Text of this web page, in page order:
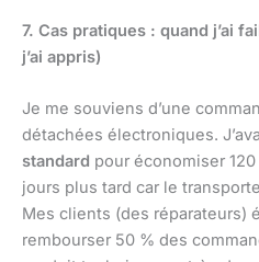
7. Cas pratiques : quand j’ai
j’ai appris)
Je me souviens d’une
détachées électroniques.
standard pour économiser
jours plus tard car le
Mes clients (des réparateurs)
rembourser 50 % des